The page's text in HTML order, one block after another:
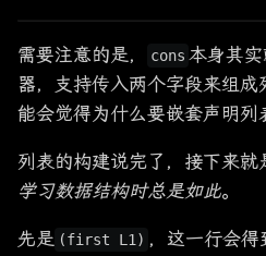
需要注意的是， cons 本身其
器，支持传入两个字段来组
能会觉得为什么要嵌套声明列
列表的构建说完了，接下来就
学习数据结构时总是如此。
先是 (first L1) ，这一行会得